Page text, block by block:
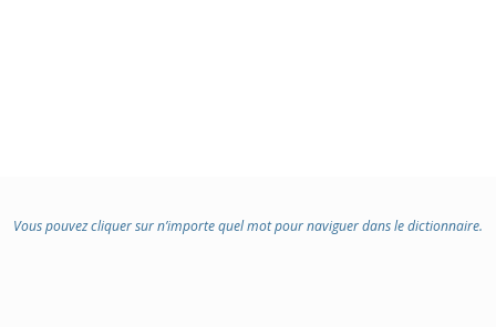
Vous pouvez cliquer sur n’importe quel mot pour naviguer dans le dictionnaire.